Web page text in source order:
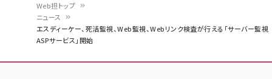
く
Web担トップ
ニュース
エスディーケー、死活監視、Web監視、Webリンク検査が行える「サーバー監視
ASPサービス」開始